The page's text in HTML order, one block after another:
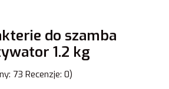
do szamba
1.2 kg
73 Recenzje: 0)